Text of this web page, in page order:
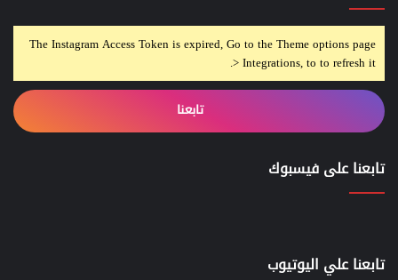
The Instagram Access Token is expired, Go to the Theme options page
> Integrations, to to refresh it.
تابعنا
تابعنا على فيسبوك
تابعنا علي اليوتيوب